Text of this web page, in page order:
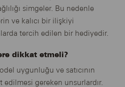
simgeler. Bu nedenle
ve kalıcı bir ilişkiyi
tercih edilen bir hediyedir.
dikkat etmeli?
uygunluğu ve satıcının
gereken unsurlardır.